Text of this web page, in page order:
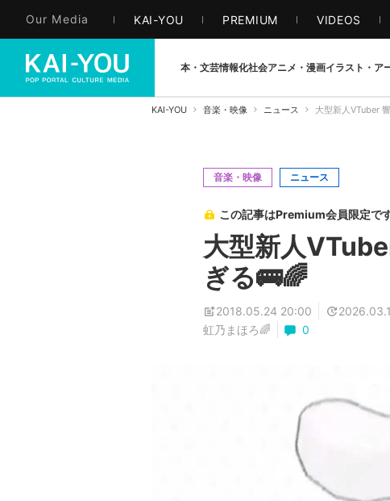
Our Media KAI-YOU PREMIUM VIDEOS
本・文芸情報化社会アニメ・漫画イラスト・ア
KAI-YOU 音楽・映像 ニュース 大型新人VTuber
音楽・映像 ニュース
この記事はPremium会員限定で
大型新人
ぎる🚌🌈
2018.05.24 20:00
虹乃まほろ🌈
0